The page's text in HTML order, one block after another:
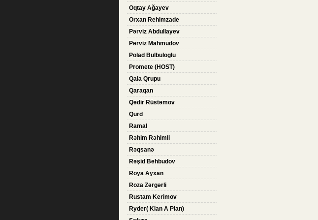
Oqtay Ağayev
Orxan Rehimzade
Pərviz Abdullayev
Pərviz Mahmudov
Polad Bulbuloglu
Promete (HOST)
Qala Qrupu
Qaraqan
Qədir Rüstəmov
Qurd
Ramal
Rəhim Rəhimli
Rəqsanə
Rəşid Behbudov
Röya Ayxan
Roza Zərgərli
Rustam Kerimov
Ryder( Klan A Plan)